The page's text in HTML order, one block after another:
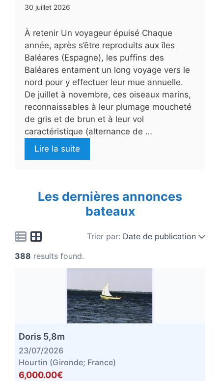
30 juillet 2026
À retenir Un voyageur épuisé Chaque
année, après s’être reproduits aux îles
Baléares (Espagne), les puffins des
Baléares entament un long voyage vers le
nord pour y effectuer leur mue annuelle.
De juillet à novembre, ces oiseaux marins,
reconnaissables à leur plumage moucheté
de gris et de brun et à leur vol
caractéristique (alternance de …
Lire la suite
Les dernières annonces
bateaux
Trier par: Date de publication
388 results found.
Doris 5,8m
23/07/2026
Hourtin (Gironde; France)
6,000.00€